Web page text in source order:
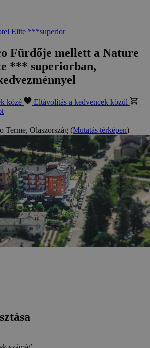
Elite ***superior
Fürdője mellett a Nature
*** superiorban,
közé
Eltávolítás a kedvencek közül
Terme, Olaszország (Mutatás térképen)